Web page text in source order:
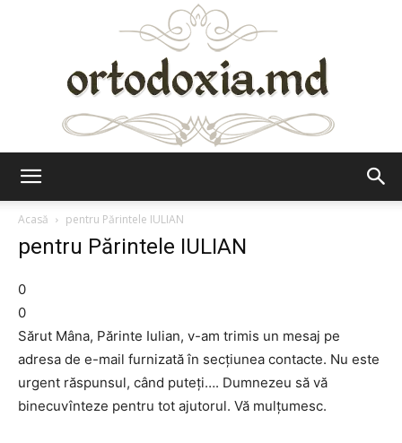
Acasă
pentru Părintele IULIAN
pentru Părintele IULIAN
0
0
Sărut Mâna, Părinte Iulian, v-am trimis un mesaj pe
adresa de e-mail furnizată în secțiunea contacte. Nu este
urgent răspunsul, când puteți…. Dumnezeu să vă
binecuvînteze pentru tot ajutorul. Vă mulțumesc.